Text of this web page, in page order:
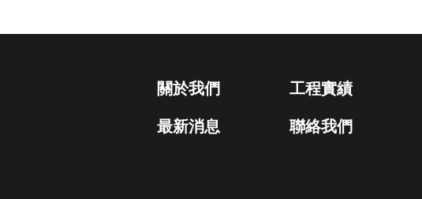
關於我們
工程實績
最新消息
聯絡我們